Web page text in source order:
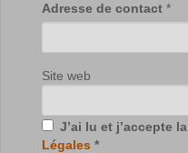
Adresse de contact *
Site web
J’ai lu et j’accepte la
Légales *